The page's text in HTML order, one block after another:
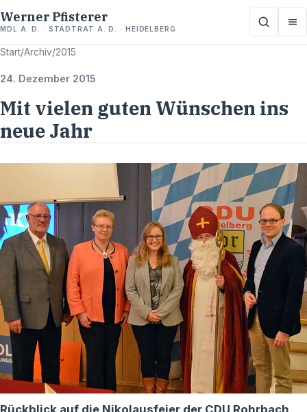
Werner Pfisterer
MDL A. D. · STADTRAT A. D. · HEIDELBERG
Start/Archiv/2015
24. Dezember 2015
Mit vielen guten Wünschen ins
neue Jahr
Rückblick auf die Nikolausfeier der CDU Rohrbach